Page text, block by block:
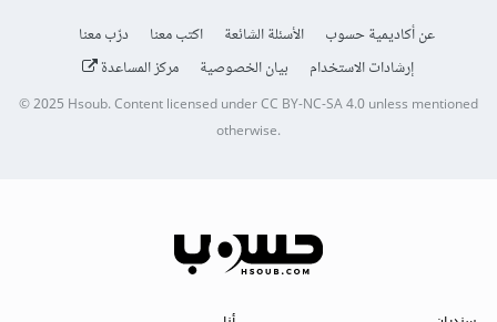
عن أكاديمية حسوب الأسئلة الشائعة اكتب معنا
درّب معنا
إرشادات الاستخدام
بيان الخصوصية مركز المساعدة
© 2025 Hsoub.Content licensed underCC BY-NC-SA 4.0unless mentioned
otherwise.